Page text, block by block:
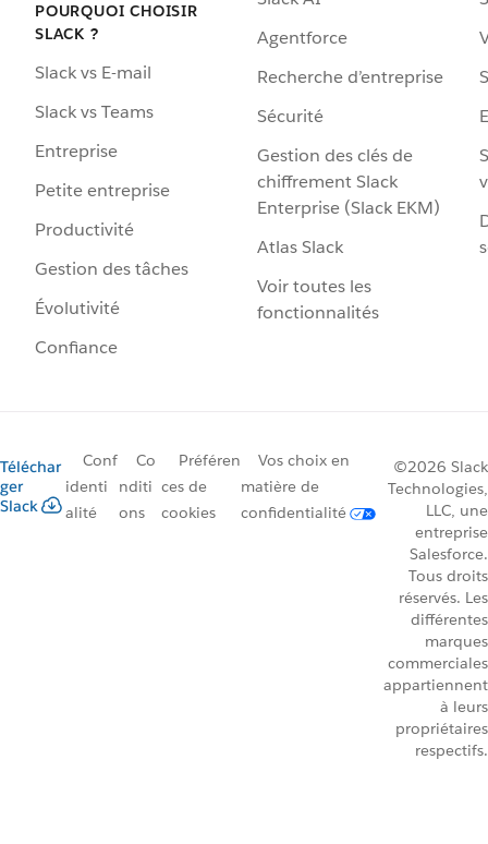
POURQUOI CHOISIR
SLACK ?
Slack vs E-mail
Slack vs Teams
Entreprise
Petite entreprise
Productivité
Gestion des tâches
Évolutivité
Confiance
Agentforce
Recherche d’entreprise
Sécurité
Gestion des clés de
chiffrement Slack
Enterprise (Slack EKM)
Atlas Slack
Voir toutes les
fonctionnalités
Téléchar
ger
Slack
Conf
identi
alité
Co
nditi
ons
Préféren
ces de
cookies
Vos choix en
matière de
confidentialité
©2026 Slack
Technologies,
LLC, une
entreprise
Salesforce.
Tous droits
réservés. Les
différentes
marques
commerciales
appartiennent
à leurs
propriétaires
respectifs.